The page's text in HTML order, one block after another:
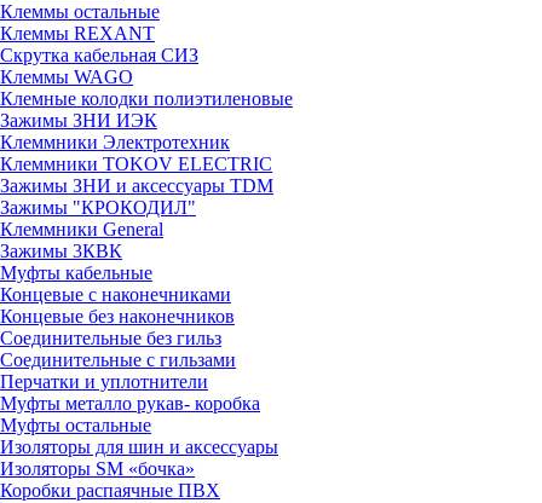
Клеммы остальные
Клеммы REXANT
Скрутка кабельная СИЗ
Клеммы WAGO
Клемные колодки полиэтиленовые
Зажимы ЗНИ ИЭК
Клеммники Электротехник
Клеммники TOKOV ELECTRIC
Зажимы ЗНИ и аксессуары TDM
Зажимы "КРОКОДИЛ"
Клеммники General
Зажимы 3КВК
Муфты кабельные
Концевые с наконечниками
Концевые без наконечников
Соединительные без гильз
Соединительные с гильзами
Перчатки и уплотнители
Муфты металло рукав- коробка
Муфты остальные
Изоляторы для шин и аксессуары
Изоляторы SM «бочка»
Коробки распаячные ПВХ